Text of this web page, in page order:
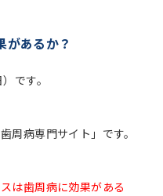
があるか？
です。
病専門サイト」です。
は歯周病に効果がある